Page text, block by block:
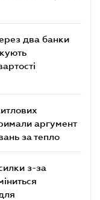
два банки
аргумент
за тепло
з-за